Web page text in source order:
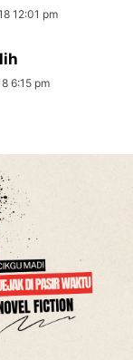
12:01 pm
6:15 pm